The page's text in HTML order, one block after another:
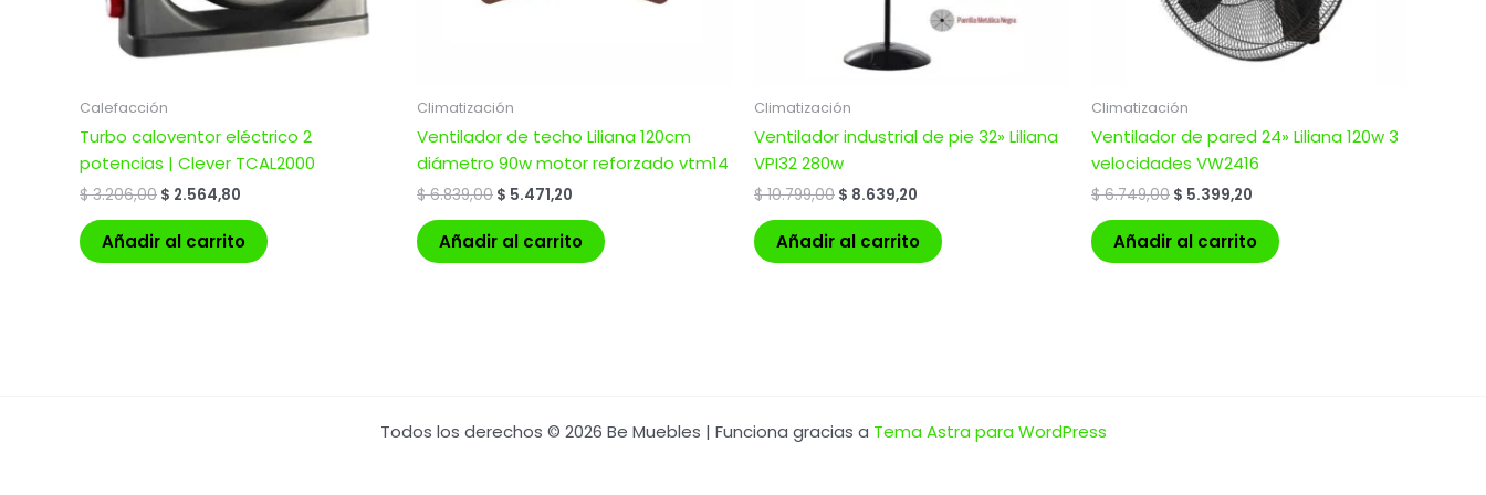
Calefacción
Turbo caloventor eléctrico 2
potencias | Clever TCAL2000
$3.206,00 $ 2.564,80
Añadir al carrito
Climatización
Ventilador de techo Liliana 120cm
diámetro 90w motor reforzado vtm14
$6.839,00 $ 5.471,20
Añadir al carrito
Climatización
Ventilador industrial de pie 32» Liliana
VPI32 280w
$10.799,00 $ 8.639,20
Añadir al carrito
Climatización
Ventilador de pared 24» Liliana 120w 3
velocidades VW2416
$6.749,00 $ 5.399,20
Añadir al carrito
Todos los derechos © 2026 Be Muebles | Funciona gracias a Tema Astra para WordPress